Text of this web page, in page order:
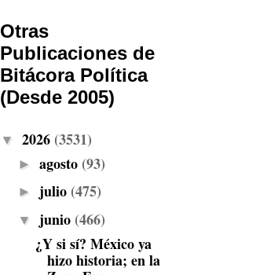
Otras
Publicaciones de
Bitácora Política
(Desde 2005)
▼ 2026 (3531)
► agosto (93)
► julio (475)
▼ junio (466)
¿Y si sí? México ya
hizo historia; en la